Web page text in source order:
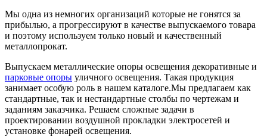
Мы одна из немногих организаций которые не гонятся за
прибылью, а прогрессируют в качестве выпускаемого товара
и поэтому используем только новый и качественный
металлопрокат.
Выпускаем металлические опоры освещения декоративные и
парковые опоры уличного освещения. Такая продукция
занимает особую роль в нашем каталоге.Мы предлагаем как
стандартные, так и нестандартные столбы по чертежам и
заданиям заказчика. Решаем сложные задачи в
проектировании воздушной прокладки электросетей и
установке фонарей освещения.